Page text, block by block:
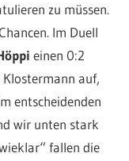
zu müssen.
Im Duell
einen 0:2
auf,
entscheidenden
wir unten stark
fallen die